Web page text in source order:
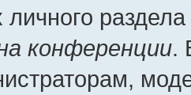
личного
конференции.